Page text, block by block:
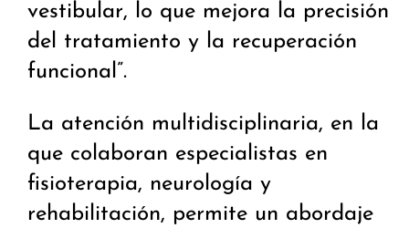
vestibular, lo que mejora la precisión
del tratamiento y la recuperación
funcional”.
La atención multidisciplinaria, en la
que colaboran especialistas en
fisioterapia, neurología y
rehabilitación, permite un abordaje